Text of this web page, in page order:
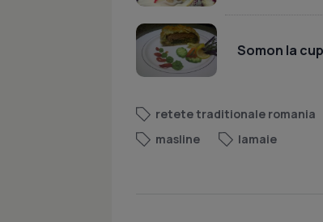
Somon la
retete traditionale romania
masline
lamaie